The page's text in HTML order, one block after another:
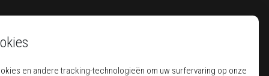
en andere tracking-technologieën om uw surfervaring op onze